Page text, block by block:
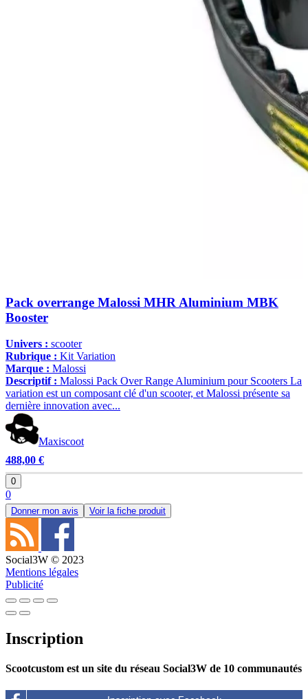
Pack overrange Malossi MHR Aluminium MBK
Booster
Univers : scooter
Rubrique : Kit Variation
Marque : Malossi
Descriptif : Malossi Pack Over Range Aluminium pour Scooters La
variation est un composant clé d'un scooter, et Malossi présente sa
dernière innovation avec...
Maxiscoot
488,00 €
0
0
Donner mon avis Voir la fiche produit
Social3W © 2023
Mentions légales
Publicité
Inscription
Scootcustom est un site du réseau Social3W de 10 communautés